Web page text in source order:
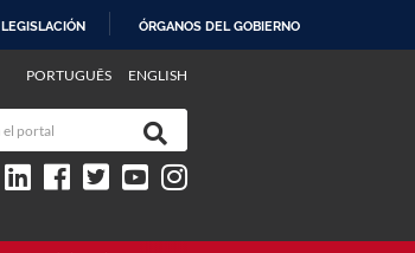
LEGISLACIÓN ÓRGANOS DEL GOBIERNO
PORTUGUÊS ENGLISH